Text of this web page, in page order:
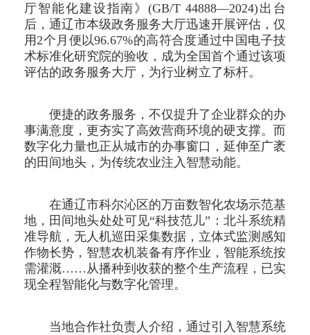
厅智能化建设指南》(GB/T 44888—2024)出台
后，通辽市本级政务服务大厅迅速开展评估，仅
用2个月便以96.67%的高符合度通过中国电子技
术标准化研究院的验收，成为全国首个通过该项
评估的政务服务大厅，为行业树立了标杆。
便捷的政务服务，不仅提升了企业群众的办
事满意度，更夯实了高效营商环境的硬支撑。而
数字化力量也正从城市的办事窗口，延伸至广袤
的田间地头，为传统农业注入智慧动能。
在通辽市科尔沁区的万亩数智化农场示范基
地，田间地头处处可见“科技范儿”：北斗系统精
准导航，无人机巡田采集数据，立体式监测感知
作物长势，智慧农机装备有序作业，智能系统按
需灌溉……从播种到收获的整个生产流程，已实
现全程智能化与数字化管理。
当地合作社负责人介绍，通过引入智慧系统